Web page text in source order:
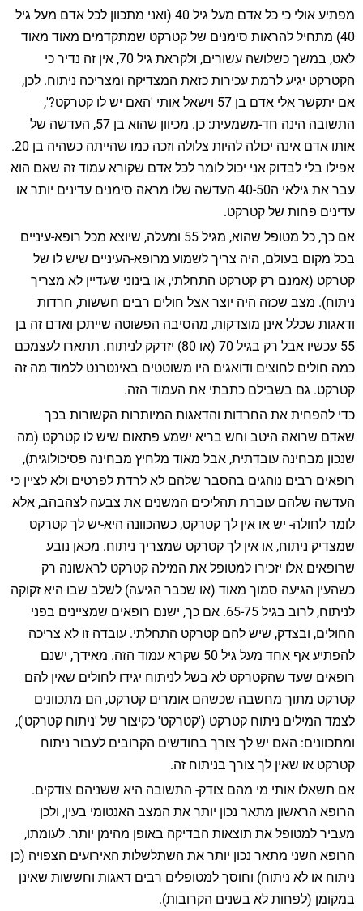
מפתיע אולי כי כל אדם מעל גיל 40 (ואני מתכוון לכל אדם מעל גיל
40) מתחיל להראות סימנים של קטרקט שמתקדמים מאוד מאוד
לאט, במשך כשלושה עשורים, ולקראת גיל 70, אין זה נדיר כי
הקטרקט יגיע לרמת עכירות כזאת המצדיקה ומצריכה ניתוח. לכן,
אם יתקשר אלי אדם בן 57 וישאל אותי 'האם יש לו קטרקט?',
התשובה הינה חד-משמעית: כן. מכיוון שהוא בן 57, העדשה של
אותו אדם אינה יכולה להיות צלולה וזכה כמו שהייתה כשהיה בן 20.
אפילו בלי לבדוק אני יכול לומר לכל אדם שקורא עמוד זה שאם הוא
עבר את גילאי ה40-50 העדשה שלו מראה סימנים עדינים יותר או
עדינים פחות של קטרקט.
אם כך, כל מטופל שהוא, מגיל 55 ומעלה, שיוצא מכל רופא-עיניים
בכל מקום בעולם, היה צריך לשמוע מרופא-העיניים שיש לו של
קטרקט (אמנם רק קטרקט התחלתי, או בינוני שעדיין לא מצריך
ניתוח). מצב שכזה היה יוצר אצל חולים רבים חששות, חרדות
ודאגות שכלל אינן מוצדקות, מהסיבה הפשוטה שייתכן ואדם זה בן
55 עכשיו אבל רק בגיל 70 (או 80) יזדקק לניתוח. תתארו לעצמכם
כמה חולים לחוצים ודואגים היו משוטטים באינטרנט ללמוד מה זה
קטרקט. גם בשבילם כתבתי את העמוד הזה.
כדי להפחית את החרדות והדאגות המיותרות הקשורות בכך
שאדם שרואה היטב וחש בריא ישמע פתאום שיש לו קטרקט (מה
שנכון מבחינה עובדתית, אבל מאוד מלחיץ מבחינה פסיכולוגית),
רופאים רבים נוהגים בהסבר שלהם לא לרדת לפרטים ולא לציין כי
העדשה שלהם עוברת תהליכים המשנים את צבעה לצהבהב, אלא
לומר לחולה- יש או אין לך קטרקט, כשהכוונה היא-יש לך קטרקט
שמצדיק ניתוח, או אין לך קטרקט שמצריך ניתוח. מכאן נובע
שרופאים אלו יזכירו למטופל את המילה קטרקט לראשונה רק
כשהעין הגיעה סמוך מאוד (או שכבר הגיעה) לשלב שבו היא זקוקה
לניתוח, לרוב בגיל 65-75. אם כך, ישנם רופאים שמציינים בפני
החולים, ובצדק, שיש להם קטרקט התחלתי. עובדה זו לא צריכה
להפתיע אף אחד מעל גיל 50 שקרא עמוד הזה. מאידך, ישנם
רופאים שעד שהקטרקט לא בשל לניתוח יגידו לחולים שאין להם
קטרקט מתוך מחשבה שכשהם אומרים קטרקט, הם מתכוונים
לצמד המילים ניתוח קטרקט ('קטרקט' כקיצור של 'ניתוח קטרקט'),
ומתכוונים: האם יש לך צורך בחודשים הקרובים לעבור ניתוח
קטרקט או שאין לך צורך בניתוח זה.
אם תשאלו אותי מי מהם צודק- התשובה היא ששניהם צודקים.
הרופא הראשון מתאר נכון יותר את המצב האנטומי בעין, ולכן
מעביר למטופל את תוצאות הבדיקה באופן מהימן יותר. לעומתו,
הרופא השני מתאר נכון יותר את השתלשלות האירועים הצפויה (כן
ניתוח או לא ניתוח) וחוסך למטופלים רבים דאגות וחששות שאינן
במקומן (לפחות לא בשנים הקרובות).